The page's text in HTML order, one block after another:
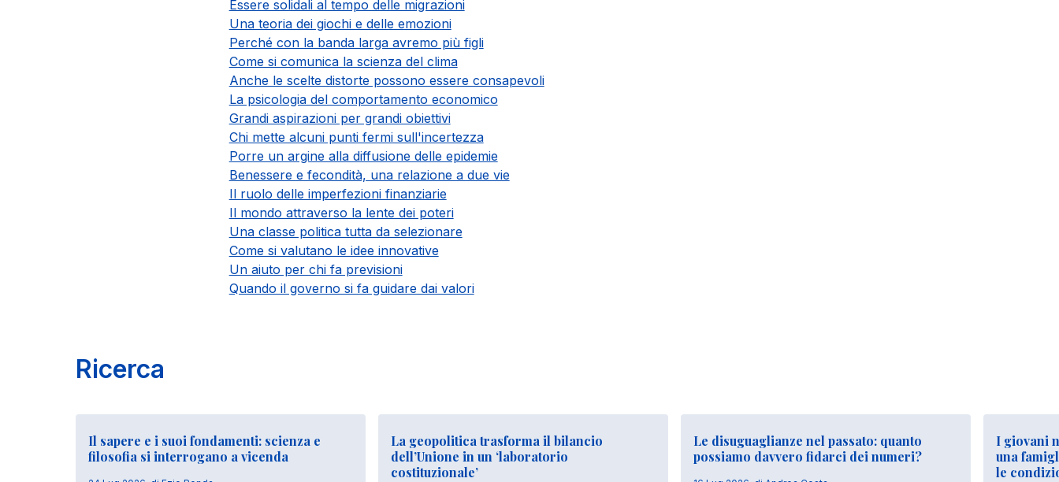
Essere solidali al tempo delle migrazioni
Una teoria dei giochi e delle emozioni
Perché con la banda larga avremo più figli
Come si comunica la scienza del clima
Anche le scelte distorte possono essere consapevoli
La psicologia del comportamento economico
Grandi aspirazioni per grandi obiettivi
Chi mette alcuni punti fermi sull'incertezza
Porre un argine alla diffusione delle epidemie
Benessere e fecondità, una relazione a due vie
Il ruolo delle imperfezioni finanziarie
Il mondo attraverso la lente dei poteri
Una classe politica tutta da selezionare
Come si valutano le idee innovative
Un aiuto per chi fa previsioni
Quando il governo si fa guidare dai valori
Ricerca
Il sapere e i suoi fondamenti: scienza e
filosofia si interrogano a vicenda
La geopolitica trasforma il bilancio
dell’Unione in un ‘laboratorio
costituzionale’
Le disuguaglianze nel passato: quanto
possiamo davvero fidarci dei numeri?
I giovani
una
le